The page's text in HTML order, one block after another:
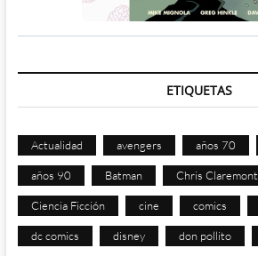
ETIQUETAS
Actualidad avengers años 70
años 90 Batman Chris Claremont
Ciencia Ficción cine comics
dc comics disney don pollito